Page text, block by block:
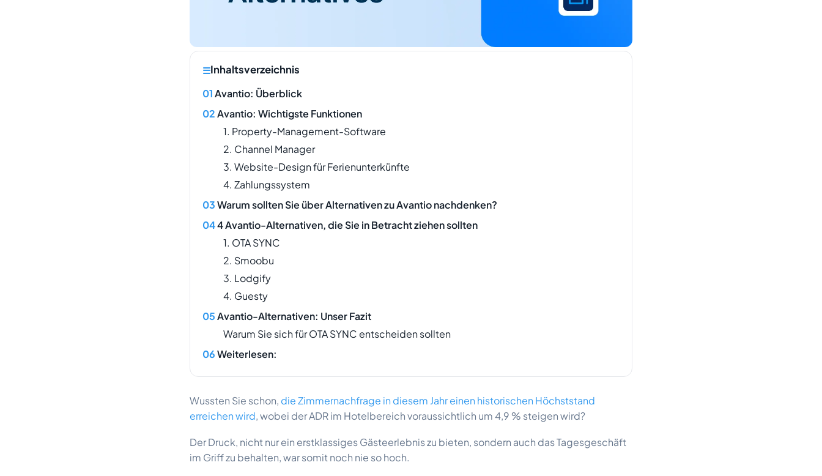
Inhaltsverzeichnis
Avantio: Überblick
Avantio: Wichtigste Funktionen
1. Property-Management-Software
2. Channel Manager
3. Website-Design für Ferienunterkünfte
4. Zahlungssystem
Warum sollten Sie über Alternativen zu Avantio nachdenken?
4 Avantio-Alternativen, die Sie in Betracht ziehen sollten
1. OTA SYNC
2. Smoobu
3. Lodgify
4. Guesty
Avantio-Alternativen: Unser Fazit
Warum Sie sich für OTA SYNC entscheiden sollten
Weiterlesen:
Wussten Sie schon, die Zimmernachfrage in diesem Jahr einen historischen Höchststand
erreichen wird, wobei der ADR im Hotelbereich voraussichtlich um 4,9 % steigen wird?
Der Druck, nicht nur ein erstklassiges Gästeerlebnis zu bieten, sondern auch das Tagesgeschäft
im Griff zu behalten, war somit noch nie so hoch.